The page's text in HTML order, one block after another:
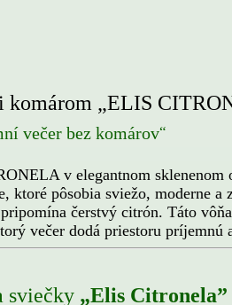
komárom „ELIS
večer bez komárov“
v elegantnom sklenenom
ktoré pôsobia sviežo, moderne
čerstvý citrón. Táto
večer dodá priestoru príjemnú
sviečky „Elis Citronela”